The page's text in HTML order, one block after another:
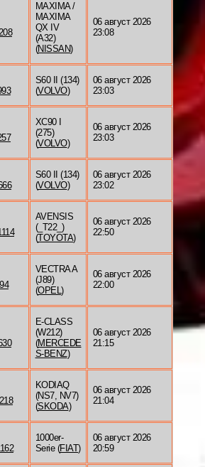
MAXIMA /
MAXIMA
QX IV
(A32)
(NISSAN)
06 август 2026
23:08
S60 II (134)
(VOLVO)
06 август 2026
23:03
XC90 I
(275)
(VOLVO)
06 август 2026
23:03
S60 II (134)
(VOLVO)
06 август 2026
23:02
AVENSIS
(_T22_)
(TOYOTA)
06 август 2026
22:50
VECTRA A
(J89)
(OPEL)
06 август 2026
22:00
E-CLASS
(W212)
(MERCEDE
S-BENZ)
06 август 2026
21:15
KODIAQ
(NS7, NV7)
(SKODA)
06 август 2026
21:04
1000er-
Serie (FIAT)
06 август 2026
20:59